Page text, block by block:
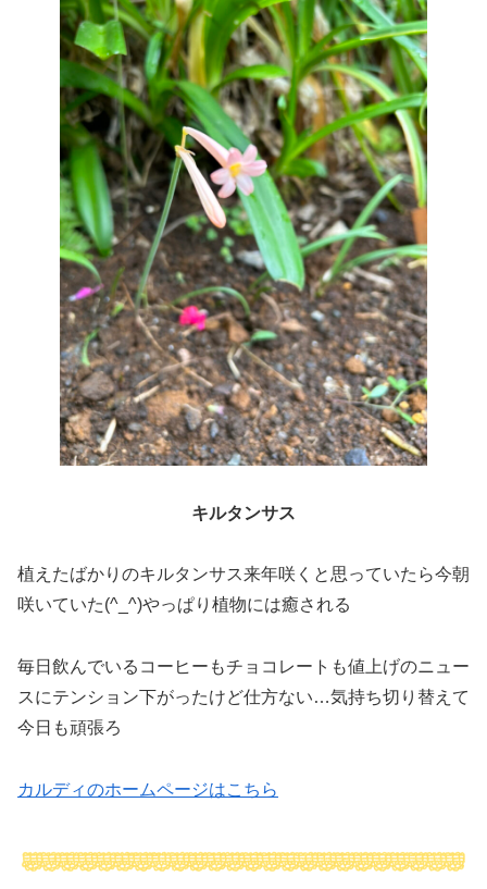
キルタンサス
植えたばかりのキルタンサス来年咲くと思っていたら今朝
咲いていた(^_^)やっぱり植物には癒される
毎日飲んでいるコーヒーもチョコレートも値上げのニュー
スにテンション下がったけど仕方ない…気持ち切り替えて
今日も頑張ろ
カルディのホームページはこちら